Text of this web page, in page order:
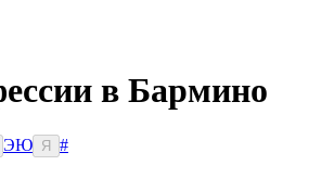
в Бармино
ЭЮ Я
#